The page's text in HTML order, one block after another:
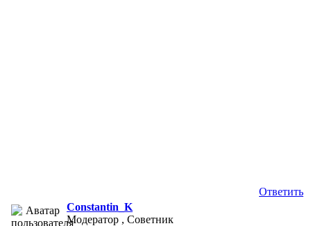
Ответить
Constantin_K
Модератор , Советник